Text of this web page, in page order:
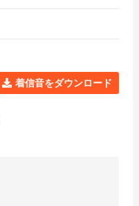
着信音をダウンロード